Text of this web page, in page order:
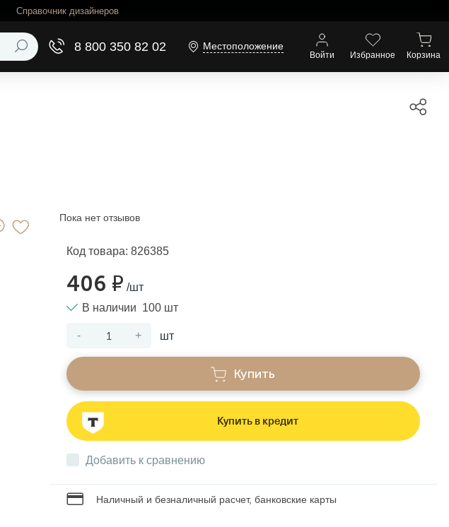
Справочник дизайнеров
Местоположение
8 800 350 82 02
Избранное Корзина
Войти
Пока нет отзывов
Код товара: 826385
406 ₽ /шт
В наличии 100 шт
- + шт
Купить
Купить в кредит
Добавить к сравнению
Наличный и безналичный расчет, банковские карты